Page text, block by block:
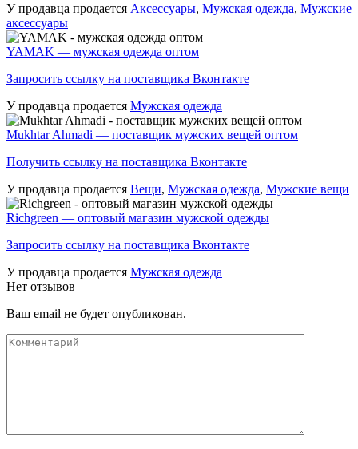
У продавца продается Аксессуары, Мужская одежда, Мужские
аксессуары
YAMAK — мужская одежда оптом
Запросить ссылку на поставщика Вконтакте
У продавца продается Мужская одежда
Mukhtar Ahmadi — поставщик мужских вещей оптом
Получить ссылку на поставщика Вконтакте
У продавца продается Вещи, Мужская одежда, Мужские вещи
Richgreen — оптовый магазин мужской одежды
Запросить ссылку на поставщика Вконтакте
У продавца продается Мужская одежда
Нет отзывов
Ваш email не будет опубликован.